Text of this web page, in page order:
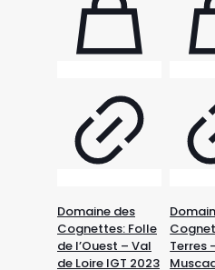
Domaine des
Cognettes: Folle
de l’Ouest – Val
de Loire IGT 2023
Terres